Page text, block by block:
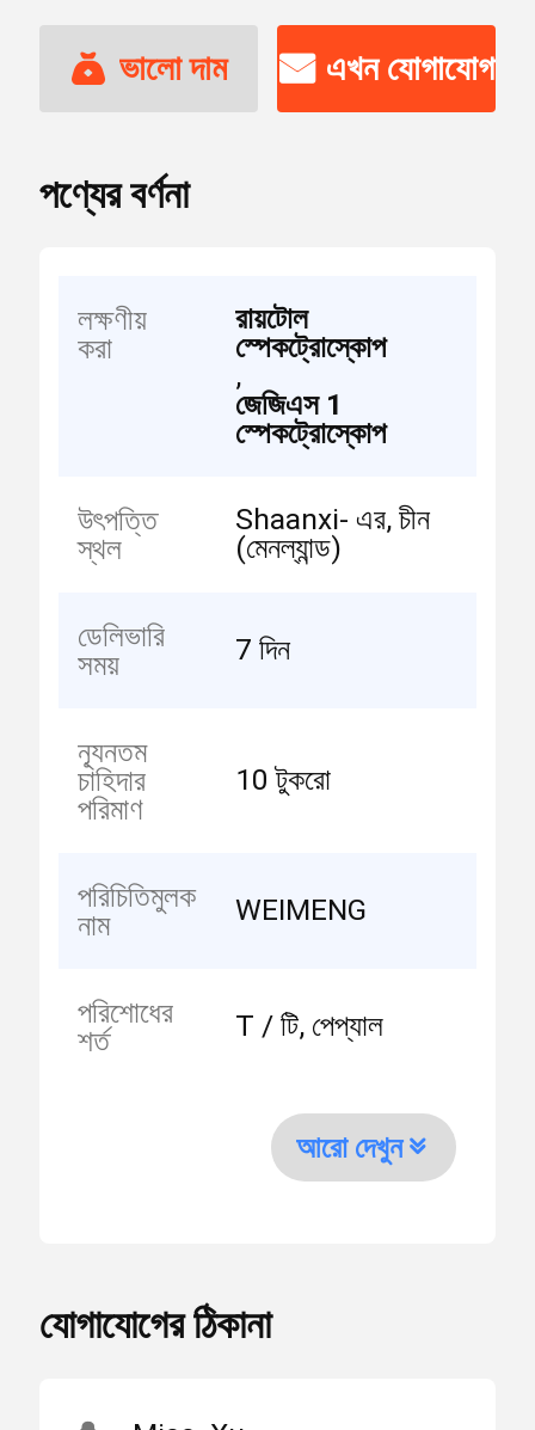
ভালো দাম এখন যোগাযোগ
পণ্যের বর্ণনা
লক্ষণীয়
করা
রায়টোল
স্পেকট্রোস্কোপ
,
জেজিএস 1
স্পেকট্রোস্কোপ
উৎপত্তি
স্থল
Shaanxi- এর, চীন
(মেনল্যান্ড)
ডেলিভারি
সময়
7 দিন
ন্যূনতম
চাহিদার
পরিমাণ
10 টুকরো
পরিচিতিমুলক
নাম
WEIMENG
পরিশোধের
শর্ত
T / টি, পেপ্যাল
আরো দেখুন
যোগাযোগের ঠিকানা